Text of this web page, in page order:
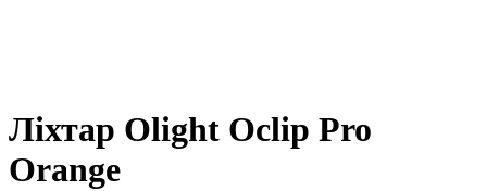
Ліхтар Olight Oclip Pro
Orange